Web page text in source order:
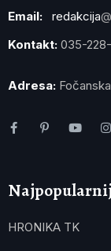
Email: redakcija
Kontakt: 035-
Adresa:
HRONIKA TK